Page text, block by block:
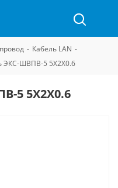
- Кабель LAN -
ЭКС-ШВПВ-5 5Х2Х0.6
5 5Х2Х0.6